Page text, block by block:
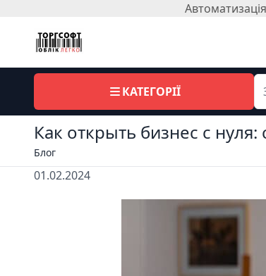
КАТЕГОРІЇ
Как открыть бизнес с
Блог
01.02.2024